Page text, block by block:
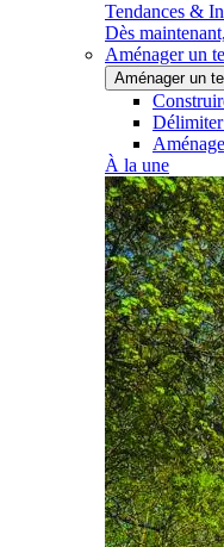
Tendances &
Dès
Aménager un
Aménager un
Délimiter
À la une